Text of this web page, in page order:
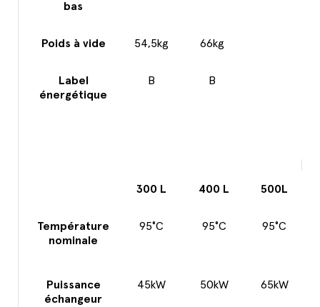
bas
Poids à vide 54,5kg 66kg
Label
énergétique
B B
300 L 400 L 500L
Température
nominale
95°C 95°C 95°C
Puissance
échangeur
45kW 50kW 65kW